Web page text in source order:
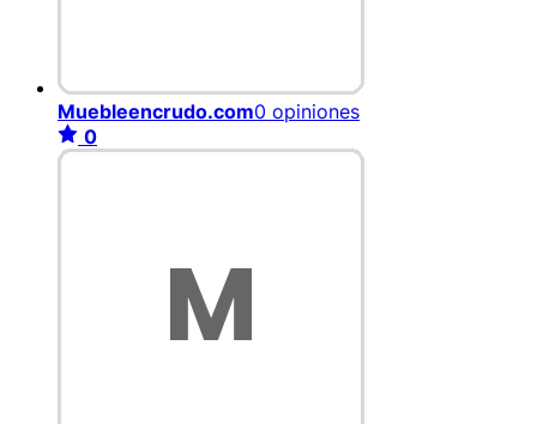
Muebleencrudo.com0 opiniones
0